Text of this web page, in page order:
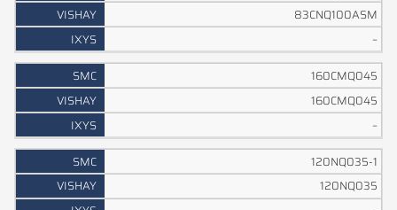
83CNQ100ASM
–
160CMQ045
160CMQ045
–
120NQ035-1
120NQ035